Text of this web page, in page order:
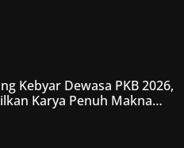
Kebyar Dewasa PKB 2026,
Karya Penuh Makna